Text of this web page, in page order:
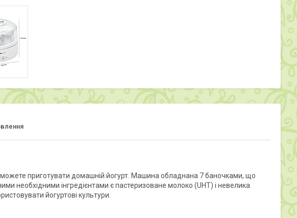
приготувати домашній йогурт. Машина обладнана 7 баночками, що
необхідними інгредієнтами є пастеризоване молоко (UHT) і невелика
йогуртові культури.